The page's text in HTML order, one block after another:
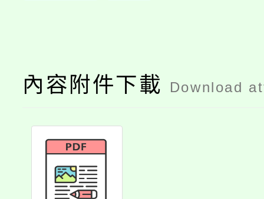
內容附件下載 Download